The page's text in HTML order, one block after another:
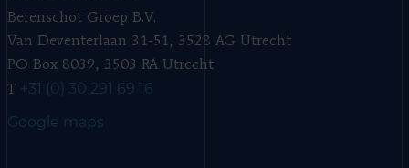
Berenschot Groep B.V.
Van Deventerlaan 31-51, 3528 AG Utrecht
PO Box 8039, 3503 RA Utrecht
T +31 (0) 30 291 69 16
Google maps